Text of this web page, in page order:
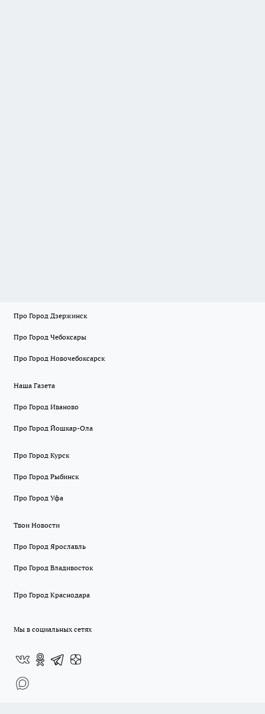
Про Город Дзержинск
Про Город Чебоксары
Про Город Новочебоксарск
Наша Газета
Про Город Иваново
Про Город Йошкар-Ола
Про Город Курск
Про Город Рыбинск
Про Город Уфа
Твои Новости
Про Город Ярославль
Про Город Владивосток
Про Город Краснодара
Мы в социальных сетях